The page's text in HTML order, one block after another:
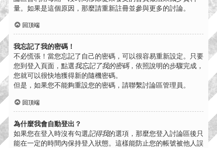
量。如果是這個原因，那麼請重新註冊並參與更多的討論。
回頂端
我忘記了我的密碼！
不必慌張！當您忘記了自己的密碼，可以很容易重新設定。只要
您到登入頁面，點選我忘記了我的密碼，依照說明的步驟完成，
您就可以很快地獲得新的隨機密碼。
但是，如果您不能夠重設您的密碼，請聯繫討論區管理員。
回頂端
為什麼我會自動登出？
如果您在登入時沒有勾選記得我的選項，那麼您登入討論區後只
能在一定的時間內保持登入狀態。這樣能防止您的帳號被他人誤